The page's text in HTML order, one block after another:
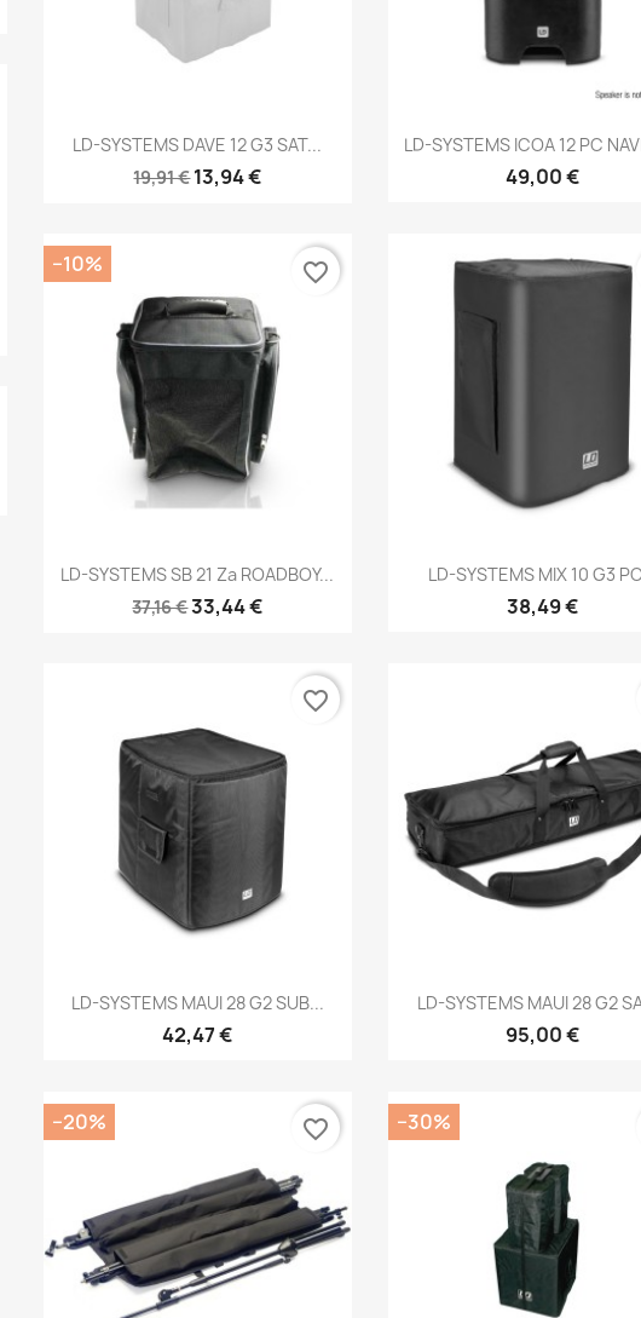
Brzi pregled
LD-SYSTEMS DAVE 12 G3 SAT...
19,91 €13,94 €
Brzi pregled
LD-SYSTEMS ICOA 12 PC
49,00 €
Brzi pregled
LD-SYSTEMS SB 21 Za ROADBOY...
37,16 €33,44 €
−10% favorite_border
Brzi pregled
LD-SYSTEMS MIX 10 G3
38,49 €
Brzi pregled
LD-SYSTEMS MAUI 28 G2 SUB...
42,47 €
favorite_border
Brzi pregled
LD-SYSTEMS MAUI 28 G2
95,00 €
−20% favorite_border −30%